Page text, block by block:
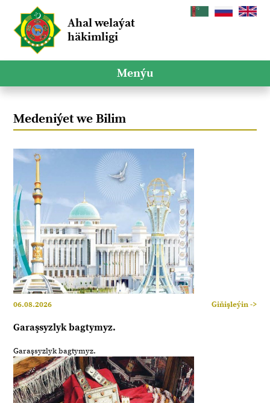
Ahal welaýat
häkimligi
Menýu
Medeniýet we Bilim
06.08.2026 Giňişleýin ->
Garaşsyzlyk bagtymyz.
Garaşsyzlyk bagtymyz.